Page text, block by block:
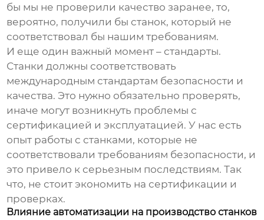
бы мы не проверили качество заранее, то,
вероятно, получили бы станок, который не
соответствовал бы нашим требованиям.
И еще один важный момент – стандарты.
Станки должны соответствовать
международным стандартам безопасности и
качества. Это нужно обязательно проверять,
иначе могут возникнуть проблемы с
сертификацией и эксплуатацией. У нас есть
опыт работы с станками, которые не
соответствовали требованиям безопасности, и
это привело к серьезным последствиям. Так
что, не стоит экономить на сертификации и
проверках.
Влияние автоматизации на производство станков